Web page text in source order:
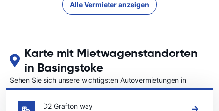
Alle Vermieter anzeigen
Karte mit Mietwagenstandorten
in Basingstoke
Sehen Sie sich unsere wichtigsten Autovermietungen in
Basingstoke an
D2 Grafton way